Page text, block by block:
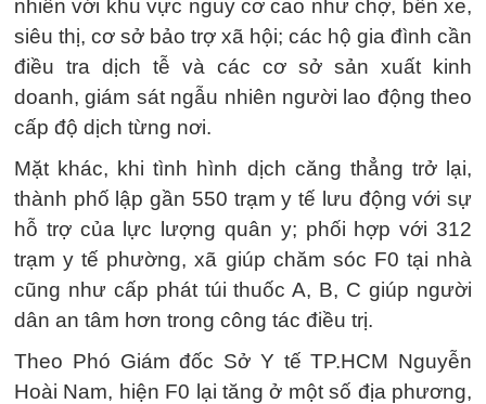
nhiên với khu vực nguy cơ cao như chợ, bến xe,
siêu thị, cơ sở bảo trợ xã hội; các hộ gia đình cần
điều tra dịch tễ và các cơ sở sản xuất kinh
doanh, giám sát ngẫu nhiên người lao động theo
cấp độ dịch từng nơi.
Mặt khác, khi tình hình dịch căng thẳng trở lại,
thành phố lập gần 550 trạm y tế lưu động với sự
hỗ trợ của lực lượng quân y; phối hợp với 312
trạm y tế phường, xã giúp chăm sóc F0 tại nhà
cũng như cấp phát túi thuốc A, B, C giúp người
dân an tâm hơn trong công tác điều trị.
Theo Phó Giám đốc Sở Y tế TP.HCM Nguyễn
Hoài Nam, hiện F0 lại tăng ở một số địa phương,